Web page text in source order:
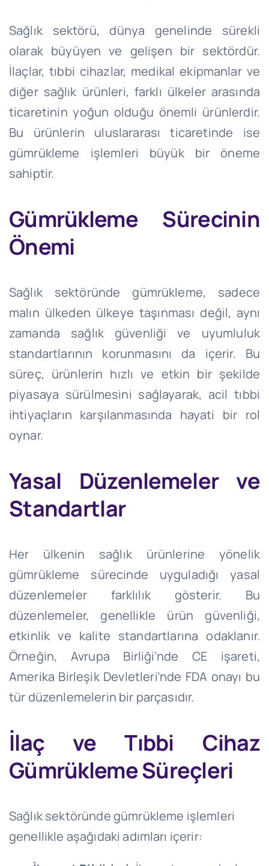
Sağlık sektörü, dünya genelinde sürekli
olarak büyüyen ve gelişen bir sektördür.
İlaçlar, tıbbi cihazlar, medikal ekipmanlar ve
diğer sağlık ürünleri, farklı ülkeler arasında
ticaretinin yoğun olduğu önemli ürünlerdir.
Bu ürünlerin uluslararası ticaretinde ise
gümrükleme işlemleri büyük bir öneme
sahiptir.
Gümrükleme Sürecinin
Önemi
Sağlık sektöründe gümrükleme, sadece
malın ülkeden ülkeye taşınması değil, aynı
zamanda sağlık güvenliği ve uyumluluk
standartlarının korunmasını da içerir. Bu
süreç, ürünlerin hızlı ve etkin bir şekilde
piyasaya sürülmesini sağlayarak, acil tıbbi
ihtiyaçların karşılanmasında hayati bir rol
oynar.
Yasal Düzenlemeler ve
Standartlar
Her ülkenin sağlık ürünlerine yönelik
gümrükleme sürecinde uyguladığı yasal
düzenlemeler farklılık gösterir. Bu
düzenlemeler, genellikle ürün güvenliği,
etkinlik ve kalite standartlarına odaklanır.
Örneğin, Avrupa Birliği’nde CE işareti,
Amerika Birleşik Devletleri’nde FDA onayı bu
tür düzenlemelerin bir parçasıdır.
İlaç ve Tıbbi Cihaz
Gümrükleme Süreçleri
Sağlık sektöründe gümrükleme işlemleri
genellikle aşağıdaki adımları içerir: